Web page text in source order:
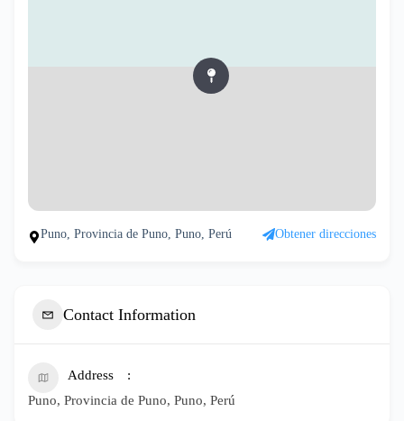
Puno, Provincia de Puno, Puno, Perú Obtener direcciones
Contact Information
Address
Puno, Provincia de Puno, Puno, Perú